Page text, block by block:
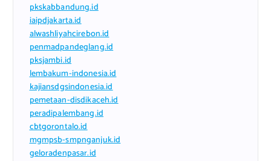
pkskabbandung.id
iaipdjakarta.id
alwashliyahcirebon.id
penmadpandeglang.id
pksjambi.id
lembakum-indonesia.id
kajiansdgsindonesia.id
pemetaan-disdikaceh.id
peradipalembang.id
cbtgorontalo.id
mgmpsb-smpnganjuk.id
geloradenpasar.id